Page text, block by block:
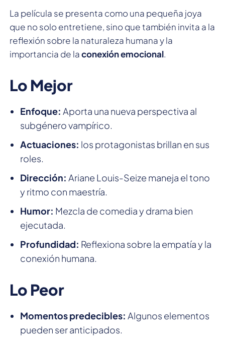
La película se presenta como una pequeña joya
que no solo entretiene, sino que también invita a la
reflexión sobre la naturaleza humana y la
importancia de laconexión emocional.
Lo Mejor
Enfoque: Aporta una nueva perspectiva al
subgénero vampírico.
Actuaciones: los protagonistas brillan en sus
roles.
Dirección: Ariane Louis-Seize maneja el tono
y ritmo con maestría.
Humor: Mezcla de comedia y drama bien
ejecutada.
Profundidad: Reflexiona sobre la empatía y la
conexión humana.
Lo Peor
Momentos predecibles: Algunos elementos
pueden ser anticipados.